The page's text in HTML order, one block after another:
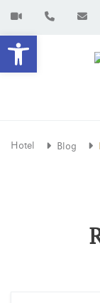
Open
Hotel Blog